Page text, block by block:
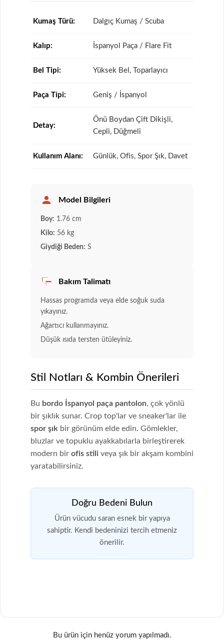
Kumaş Türü: Dalgıç Kumaş / Scuba
Kalıp: İspanyol Paça / Flare Fit
Bel Tipi: Yüksek Bel, Toparlayıcı
Paça Tipi: Geniş / İspanyol
Detay:
Önü Boydan Çift Dikişli,
Cepli, Düğmeli
Kullanım Alanı: Günlük, Ofis, Spor Şık, Davet
Model Bilgileri
Boy: 1.76 cm
Kilo: 56 kg
Giydiği Beden: S
Bakım Talimatı
Hassas programda veya elde soğuk suda
yıkayınız.
Ağartıcı kullanmayınız.
Düşük ısıda tersten ütüleyiniz.
Stil Notları & Kombin Önerileri
Bu bordo İspanyol paça pantolon, çok yönlü
bir şıklık sunar. Crop top'lar ve sneaker'lar ile
spor şık bir görünüm elde edin. Gömlekler,
bluzlar ve topuklu ayakkabılarla birleştirerek
modern bir ofis stili veya şık bir akşam kombini
yaratabilirsiniz.
Doğru Bedeni Bulun
Ürün vücudu saran esnek bir yapıya
sahiptir. Kendi bedeninizi tercih etmeniz
önerilir.
Bu ürün için henüz yorum yapılmadı.